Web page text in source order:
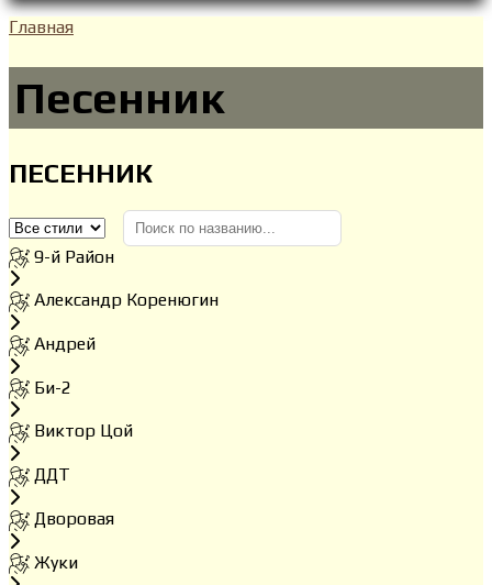
Главная
Песенник
ПЕСЕННИК
9-й Район
Александр Коренюгин
Андрей
Би-2
Виктор Цой
ДДТ
Дворовая
Жуки